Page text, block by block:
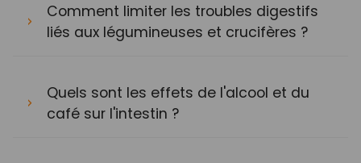
Comment limiter les troubles digestifs
liés aux légumineuses et crucifères ?
Quels sont les effets de l'alcool et du
café sur l'intestin ?